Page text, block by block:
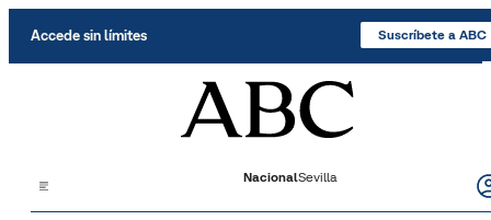
Accede sin límites Suscríbete a ABC
NacionalSevilla